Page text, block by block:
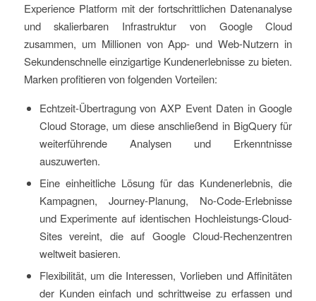
Experience Platform mit der fortschrittlichen Datenanalyse
und skalierbaren Infrastruktur von Google Cloud
zusammen, um Millionen von App- und Web-Nutzern in
Sekundenschnelle einzigartige Kundenerlebnisse zu bieten.
Marken profitieren von folgenden Vorteilen:
Echtzeit-Übertragung von AXP Event Daten in Google
Cloud Storage, um diese anschließend in BigQuery für
weiterführende Analysen und Erkenntnisse
auszuwerten.
Eine einheitliche Lösung für das Kundenerlebnis, die
Kampagnen, Journey-Planung, No-Code-Erlebnisse
und Experimente auf identischen Hochleistungs-Cloud-
Sites vereint, die auf Google Cloud-Rechenzentren
weltweit basieren.
Flexibilität, um die Interessen, Vorlieben und Affinitäten
der Kunden einfach und schrittweise zu erfassen und